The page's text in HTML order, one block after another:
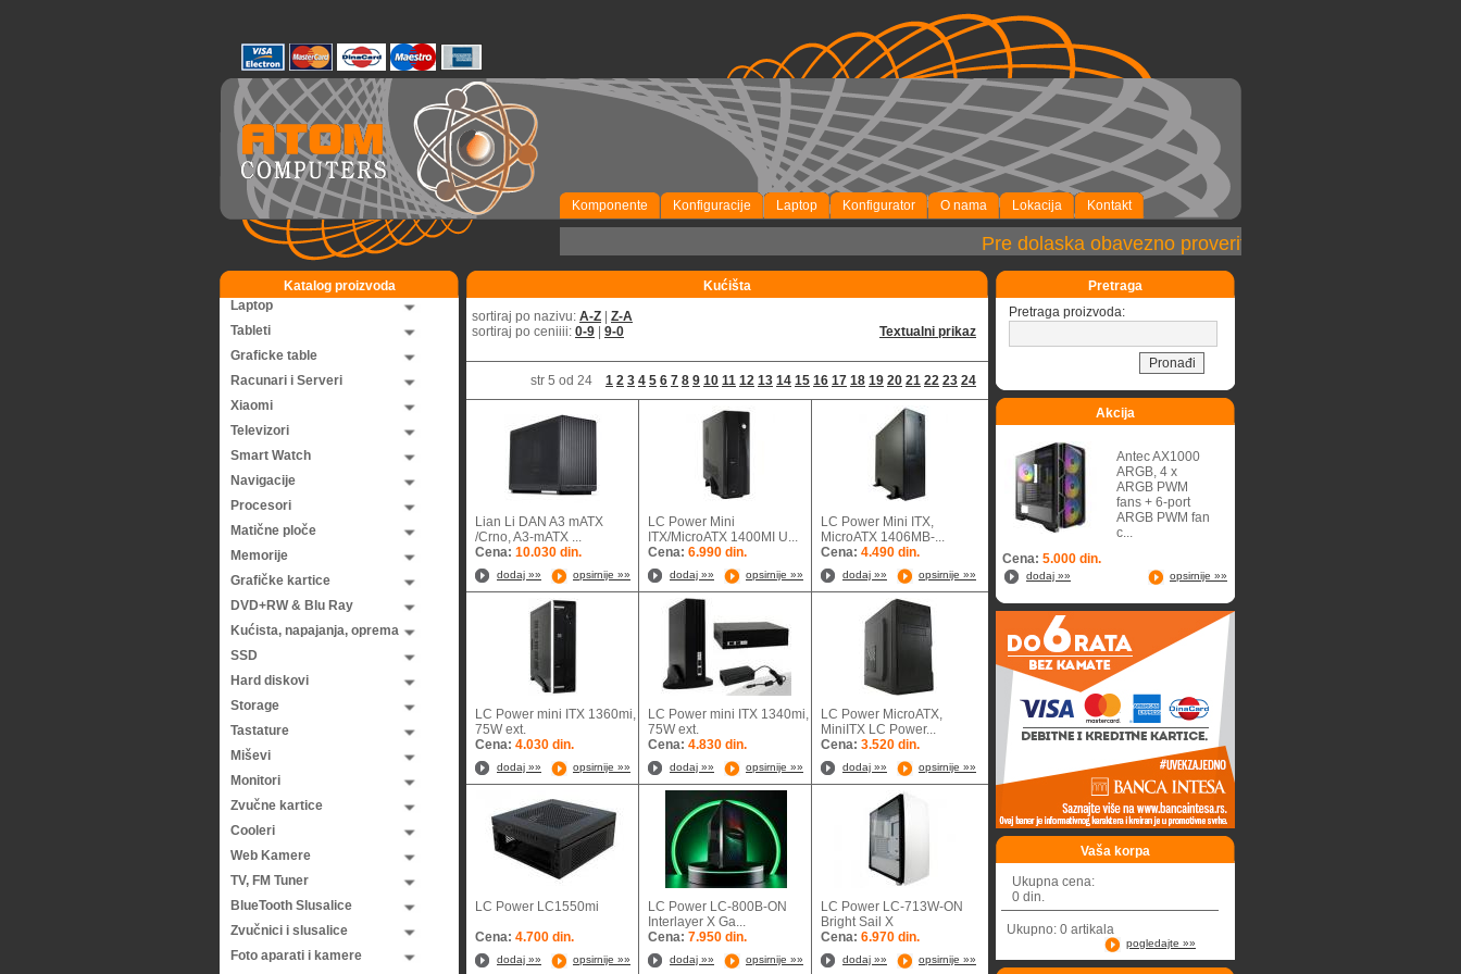
Komponente Konfiguracije Laptop Konfigurator O nama Lokacija Kontakt
Pre dolaska obavezno proveriti dostupnost robe!
Katalog proizvoda
Laptop
Tableti
Graficke table
Racunari i Serveri
Xiaomi
Televizori
Smart Watch
Navigacije
Procesori
Matične ploče
Memorije
Grafičke kartice
DVD+RW & Blu Ray
Kućista, napajanja, oprema
SSD
Hard diskovi
Storage
Tastature
Miševi
Monitori
Zvučne kartice
Cooleri
Web Kamere
TV, FM Tuner
BlueTooth Slusalice
Zvučnici i slusalice
Foto aparati i kamere
Kućišta
sortiraj po nazivu: A-Z
Z-A
sortiraj po ceniiii: 0-9 9-0 Textualni prikaz
str 5 od 24 1 2 3 4 5 6 7 8 9 10 11 12 13 14 15 16 17 18 19 20 21 22 23 24
Lian Li DAN A3 mATX
/Crno, A3-mATX ...
Cena: 10.030 din.
dodaj »» opsirnije »»
LC Power Mini
ITX/MicroATX 1400MI U...
Cena: 6.990 din.
dodaj »» opsirnije »»
LC Power Mini ITX,
MicroATX 1406MB-...
Cena: 4.490 din.
dodaj »» opsirnije »»
LC Power mini ITX 1360mi,
75W ext.
Cena: 4.030 din.
dodaj »» opsirnije »»
LC Power mini ITX 1340mi,
75W ext.
Cena: 4.830 din.
dodaj »» opsirnije »»
LC Power MicroATX,
MiniITX LC Power...
Cena: 3.520 din.
dodaj »» opsirnije »»
LC Power LC1550mi
Cena: 4.700 din.
dodaj »» opsirnije »»
LC Power LC-800B-ON
Interlayer X Ga...
Cena: 7.950 din.
dodaj »» opsirnije »»
LC Power LC-713W-ON
Bright Sail X
Cena: 6.970 din.
dodaj »» opsirnije »»
Pretraga
Pretraga proizvoda:
Akcija
Antec AX1000
ARGB, 4 x
ARGB PWM
fans + 6-port
ARGB PWM fan
c...
Cena: 5.000 din.
dodaj »» opsirnije »»
Vaša korpa
Ukupna cena:
0 din.
Ukupno: 0 artikala
pogledajte »»